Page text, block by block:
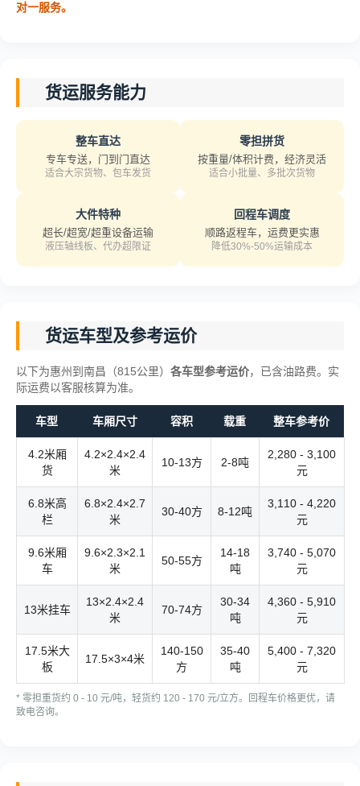
对一服务。
货运服务能力
整车直达
专车专送，门到门直达
适合大宗货物、包车发货
零担拼货
按重量/体积计费，经济灵活
适合小批量、多批次货物
大件特种
超长/超宽/超重设备运输
液压轴线板、代办超限证
回程车调度
顺路返程车，运费更实惠
降低30%-50%运输成本
货运车型及参考运价
以下为惠州到南昌（815公里） 各车型参考运价，已含油路费。实
际运费以客服核算为准。
车型 车厢尺寸 容积 载重 整车参考价
4.2米厢
货
4.2×2.4×2.4
米
10-13方 2-8吨
2,280 - 3,100
元
6.8米高
栏
6.8×2.4×2.7
米
30-40方 8-12吨
3,110 - 4,220
元
9.6米厢
车
9.6×2.3×2.1
米
50-55方
14-18
吨
3,740 - 5,070
元
13米挂车
13×2.4×2.4
米
70-74方
30-34
吨
4,360 - 5,910
元
17.5米大
板
17.5×3×4米
140-150
方
35-40
吨
5,400 - 7,320
元
* 零担重货约 0 - 10 元/吨，轻货约 120 - 170 元/立方。回程车价格更优，请
致电咨询。